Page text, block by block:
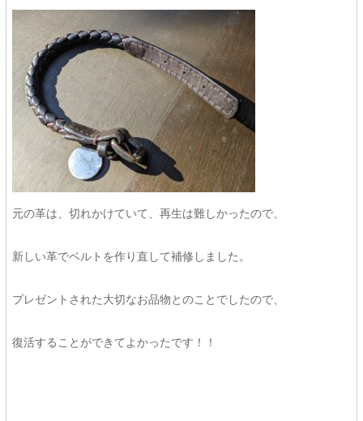
元の革は、切れかけていて、再生は難しかったので、
新しい革でベルトを作り直して補修しました。
プレゼントされた大切なお品物とのことでしたので、
復活することができてよかったです！！